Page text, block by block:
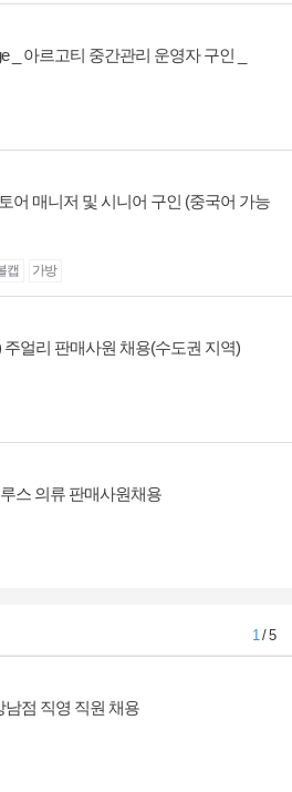
_ 아르고티 중간관리 운영자 구인 _
어 매니저 및 시니어 구인 (중국어 가능
캡 가방
얼리 판매사원 채용(수도권 지역)
스 의류 판매사원채용
1/ 5
남점 직영 직원 채용